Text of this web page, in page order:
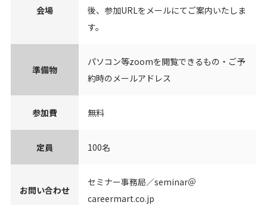
会場
後、参加URLをメールにてご案内いたしま
す。
準備物
パソコン等zoomを閲覧できるもの・ご予
約時のメールアドレス
参加費 無料
定員 100名
お問い合わせ
セミナー事務局／seminar＠
careermart.co.jp